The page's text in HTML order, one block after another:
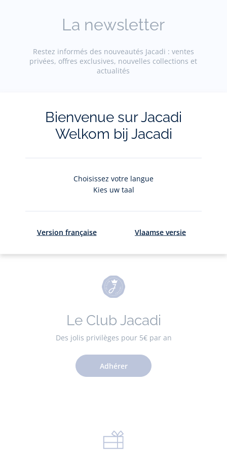
La newsletter
Restez informés des nouveautés Jacadi : ventes
privées, offres exclusives, nouvelles collections et
actualités
jacquesadit@gmail.com)
S'inscrire
Pour plus d'informations sur vos données personnelles,
ici.
Le Club Jacadi
Des jolis privilèges pour 5€ par an
Adhérer
Bienvenue sur Jacadi
Welkom bij Jacadi
Choisissez votre langue
Kies uw taal
Version française Vlaamse versie